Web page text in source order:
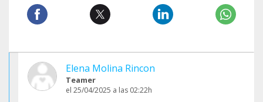
Elena Molina Rincon
Teamer
el 25/04/2025 a las 02:22h